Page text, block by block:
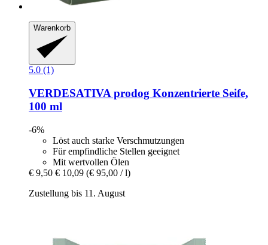
Warenkorb
5.0 (1)
VERDESATIVA prodog Konzentrierte Seife,
100 ml
-6%
Löst auch starke Verschmutzungen
Für empfindliche Stellen geeignet
Mit wertvollen Ölen
€ 9,50 € 10,09 (€ 95,00 / l)
Zustellung bis 11. August